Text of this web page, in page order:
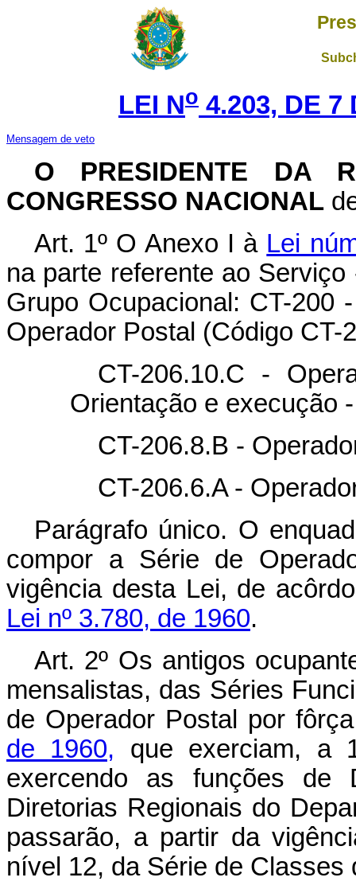
LEI No 4.203, DE 7
Mensagem de veto
O PRESIDENTE DA
CONGRESSO NACIONAL
Art. 1º O Anexo I à Lei
na parte referente ao
Grupo Ocupacional: CT-200
Operador Postal (Código
CT-206.10.C -
Orientação e execução
CT-206.8.B -
CT-206.6.A -
Parágrafo único. O
compor a Série de
vigência desta Lei, de
Lei nº 3.780, de 1960.
Art. 2º Os antigos
mensalistas, das Séries
de Operador Postal por
de 1960, que exerciam, a
exercendo as funções de
Diretorias Regionais do
passarão, a partir da
nível 12, da Série de Classes